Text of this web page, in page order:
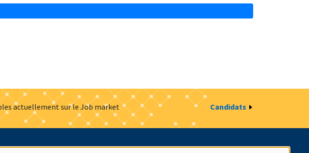
actuellement sur le Job market Candidats
Mentions légales Gestion des cookies Intranet